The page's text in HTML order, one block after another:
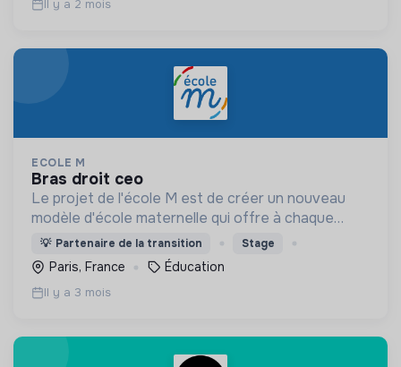
Il y a 2 mois
ECOLE M
bras droit ceo
Le projet de l'école M est de créer un nouveau
modèle d'école maternelle qui offre à chaque
enfant une éducation personnalisée et qui
contribue à la réduction des inégalités scolaires.
💡 Partenaire de la transition Stage
Paris, France Éducation
Il y a 3 mois